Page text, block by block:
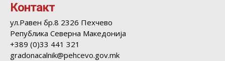
Контакт
ул.Равен бр.8 2326 Пехчево
Република Северна Македонија
+389 (0)33 441 321
gradonacalnik@pehcevo.gov.mk